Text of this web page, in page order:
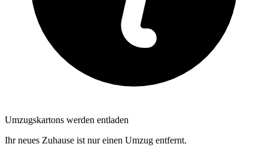
Umzugskartons werden entladen
Ihr neues Zuhause ist nur einen Umzug entfernt.